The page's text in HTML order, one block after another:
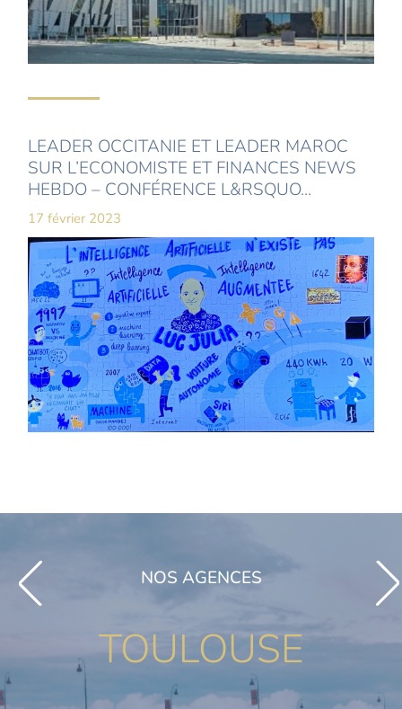
LEADER OCCITANIE ET LEADER MAROC
SUR L’ECONOMISTE ET FINANCES NEWS
HEBDO – CONFÉRENCE L&RSQUO...
17 février 2023
NOS AGENCES
TOULOUSE